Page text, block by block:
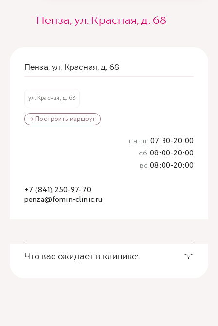
Пенза, ул. Красная, д. 68
Пенза, ул. Красная, д. 68
ул. Красная, д. 68
→ Построить маршрут
penza@fomin-clinic.ru
+7 (841) 250-97-70
пн-пт 07:30-20:00
сб 08:00-20:00
вс 08:00-20:00
Что вас ожидает в клинике: